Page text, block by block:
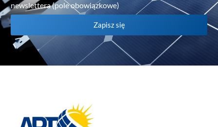
newslettera (pole obowiązkowe)
Zapisz się